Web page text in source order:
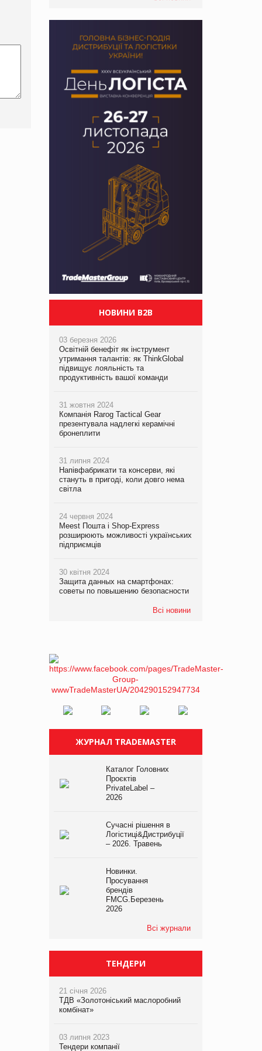
НОВИНИ B2B
03 березня 2026
Освітній бенефіт як інструмент
утримання талантів: як ThinkGlobal
підвищує лояльність та
продуктивність вашої команди
31 жовтня 2024
Компанія Rarog Tactical Gear
презентувала надлегкі керамічні
бронеплити
31 липня 2024
Напівфабрикати та консерви, які
стануть в пригоді, коли довго нема
світла
24 червня 2024
Meest Пошта і Shop-Express
розширюють можливості українських
підприємців
30 квітня 2024
Защита данных на смартфонах:
советы по повышению безопасности
Всі новини
ЖУРНАЛ TRADEMASTER
Каталог Головних
Проєктів
PrivateLabel –
2026
Сучасні рішення в
Логістиці&Дистрибуції
– 2026. Травень
Новинки.
Просування
брендів
FMCG.Березень
2026
Всі журнали
ТЕНДЕРИ
21 січня 2026
ТДВ «Золотоніський маслоробний
комбінат»
03 липня 2023
Тендери компанії